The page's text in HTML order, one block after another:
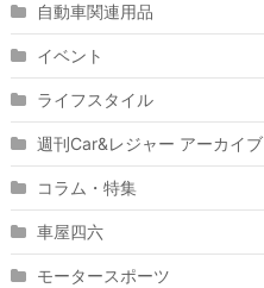
自動車関連用品
イベント
ライフスタイル
週刊Car&レジャー アーカイブ
コラム・特集
車屋四六
モータースポーツ